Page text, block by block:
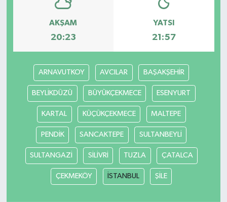
AKŞAM
20:23
YATSI
21:57
ARNAVUTKOY AVCILAR BAŞAKŞEHİR
BEYLİKDÜZÜ BÜYÜKÇEKMECE ESENYURT
KARTAL KÜÇÜKÇEKMECE MALTEPE
PENDİK SANCAKTEPE SULTANBEYLİ
SULTANGAZİ SİLİVRİ TUZLA ÇATALCA
ÇEKMEKÖY İSTANBUL ŞİLE